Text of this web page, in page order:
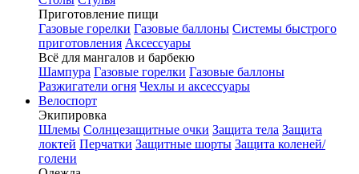
Приготовление пищи
Газовые горелки Газовые баллоны Системы быстрого
приготовления Аксессуары
Всё для мангалов и барбекю
Шампура Газовые горелки Газовые баллоны
Разжигатели огня Чехлы и аксессуары
Велоспорт
Экипировка
Шлемы Солнцезащитные очки Защита тела Защита
локтей Перчатки Защитные шорты Защита коленей/
голени